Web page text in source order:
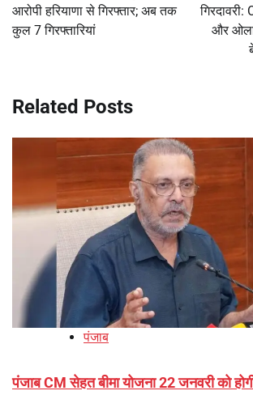
आरोपी हरियाणा से गिरफ्तार; अब तक
कुल 7 गिरफ्तारियां
और
Related Posts
पंजाब
पंजाब CM सेहत बीमा योजना 22 जनवरी को